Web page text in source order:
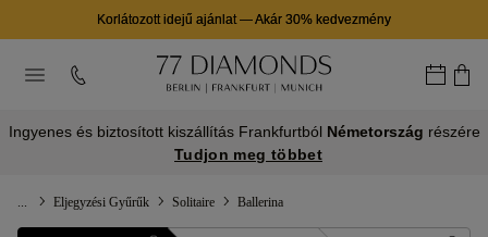
Korlátozott idejű ajánlat—Akár 30% kedvezmény
Ingyenes és biztosított kiszállítás Frankfurtból Németország részére
Tudjon meg többet
Eljegyzési Gyűrűk Solitaire Ballerina